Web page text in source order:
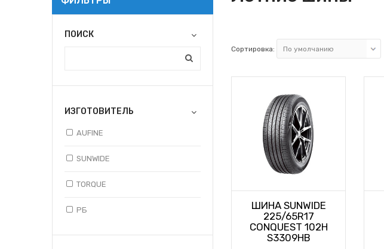
ПОИСК
ИЗГОТОВИТЕЛЬ
AUFINE
SUNWIDE
TORQUE
РБ
Сортировка:
ШИНА SUNWIDE
225/65R17
CONQUEST 102H
S3309HB